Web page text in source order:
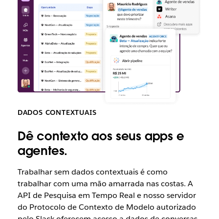
DADOS CONTEXTUAIS
Dê contexto aos seus apps e
agentes.
Trabalhar sem dados contextuais é como
trabalhar com uma mão amarrada nas costas. A
API de Pesquisa em Tempo Real e nosso servidor
do Protocolo de Contexto de Modelo autorizado